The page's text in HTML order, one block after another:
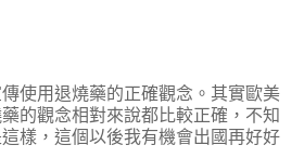
使用退燒藥的正確觀念。其實歐美
的觀念相對來說都比較正確，不知
樣，這個以後我有機會出國再好好